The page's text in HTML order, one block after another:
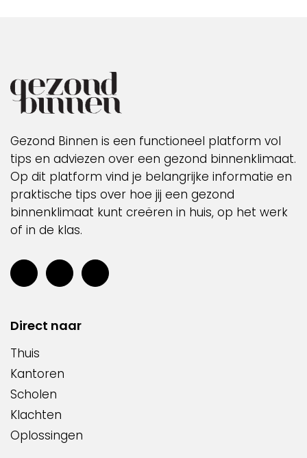
Gezond Binnen is een functioneel platform vol
tips en adviezen over een gezond binnenklimaat.
Op dit platform vind je belangrijke informatie en
praktische tips over hoe jij een gezond
binnenklimaat kunt creëren in huis, op het werk
of in de klas.
Direct naar
Thuis
Kantoren
Scholen
Klachten
Oplossingen